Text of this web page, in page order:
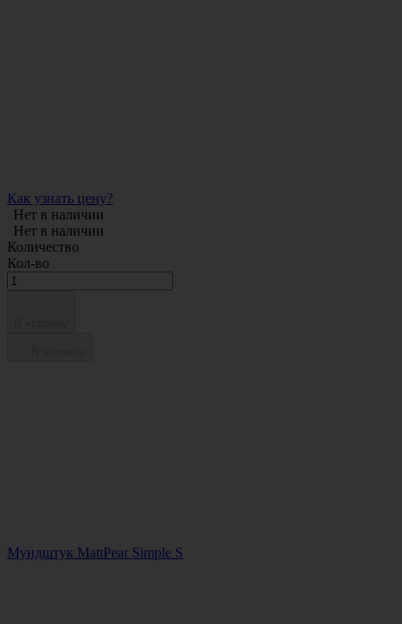
Как узнать цену?
Нет в наличии
Нет в наличии
Количество
Кол-во
Мундштук MattPear Simple S